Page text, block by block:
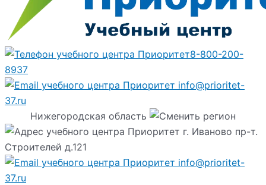
8-800-200-
8937
info@prioritet-
37.ru
Нижегородская область
г. Иваново пр-т.
Строителей д.121
info@prioritet-
37.ru